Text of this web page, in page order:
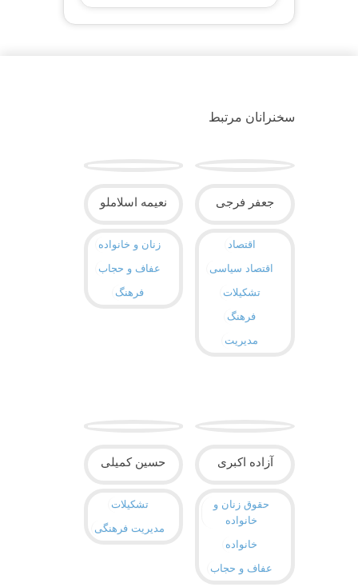
سخنرانان مرتبط
جعفر فرجی
اقتصاد
اقتصاد سیاسی
تشکیلات
فرهنگ
مدیریت
نعیمه اسلاملو
زنان و خانواده
عفاف و حجاب
فرهنگ
آزاده اکبری
حقوق زنان و
خانواده
خانواده
عفاف و حجاب
حسین کمیلی
تشکیلات
مدیریت فرهنگی